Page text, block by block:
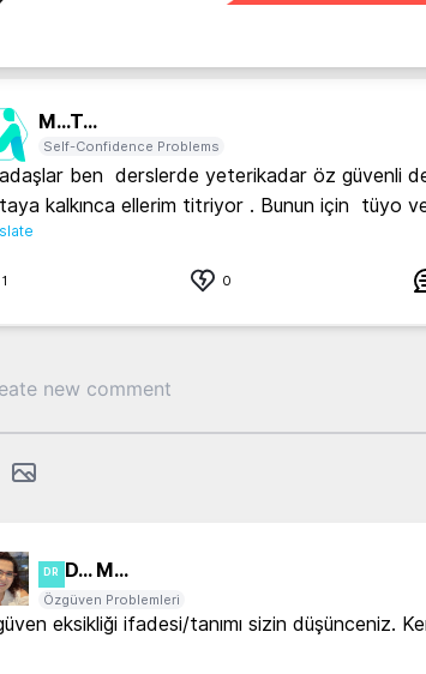
M...T...
Self-Confidence Problems
ben  derslerde yeterikadar öz güvenli
kalkınca ellerim titriyor . Bunun için  tüyo
1 0
DR D... M...
Özgüven Problemleri
eksikliği ifadesi/tanımı sizin düşünceniz.